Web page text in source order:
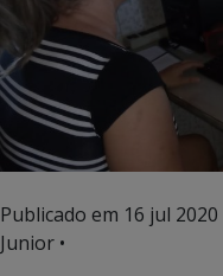
Publicado em 16 jul 2020
Junior •